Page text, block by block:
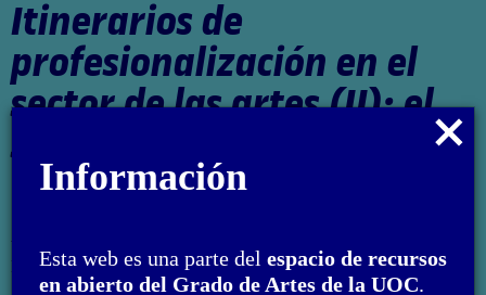
Itinerarios de
profesionalización en el
sector de las artes (II): el
sector privado
El encargo y la creación de este material docente han sido
Cerrar
modal
Información
Esta web es una parte del espacio de recursos
en abierto del Grado de Artes de la UOC.